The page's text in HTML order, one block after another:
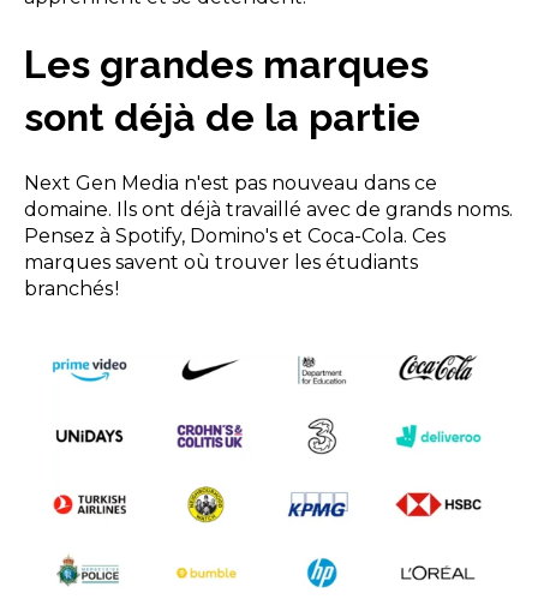
Les grandes marques
sont déjà de la partie
Next Gen Media n'est pas nouveau dans ce
domaine. Ils ont déjà travaillé avec de grands noms.
Pensez à Spotify, Domino's et Coca-Cola. Ces
marques savent où trouver les étudiants
branchés !